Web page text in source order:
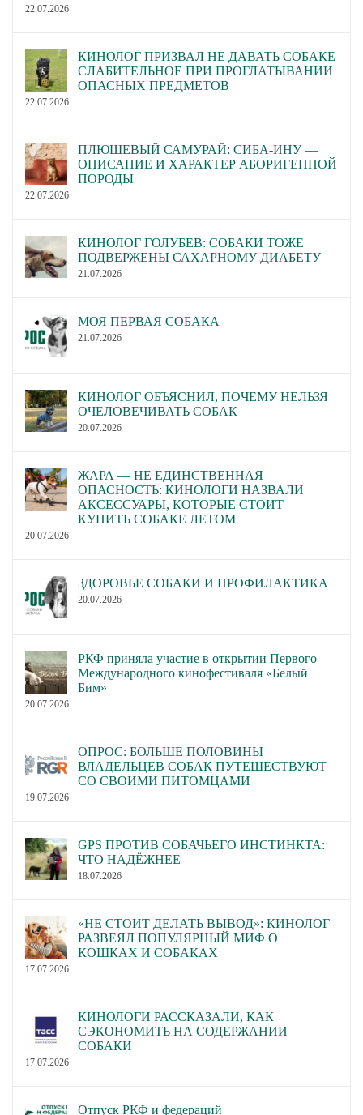
22.07.2026
КИНОЛОГ ПРИЗВАЛ НЕ ДАВАТЬ СОБАКЕ
СЛАБИТЕЛЬНОЕ ПРИ ПРОГЛАТЫВАНИИ
ОПАСНЫХ ПРЕДМЕТОВ
22.07.2026
ПЛЮШЕВЫЙ САМУРАЙ: СИБА-ИНУ —
ОПИСАНИЕ И ХАРАКТЕР АБОРИГЕННОЙ
ПОРОДЫ
22.07.2026
КИНОЛОГ ГОЛУБЕВ: СОБАКИ ТОЖЕ
ПОДВЕРЖЕНЫ САХАРНОМУ ДИАБЕТУ
21.07.2026
МОЯ ПЕРВАЯ СОБАКА
21.07.2026
КИНОЛОГ ОБЪЯСНИЛ, ПОЧЕМУ НЕЛЬЗЯ
ОЧЕЛОВЕЧИВАТЬ СОБАК
20.07.2026
ЖАРА — НЕ ЕДИНСТВЕННАЯ
ОПАСНОСТЬ: КИНОЛОГИ НАЗВАЛИ
АКСЕССУАРЫ, КОТОРЫЕ СТОИТ
КУПИТЬ СОБАКЕ ЛЕТОМ
20.07.2026
ЗДОРОВЬЕ СОБАКИ И ПРОФИЛАКТИКА
20.07.2026
РКФ приняла участие в открытии Первого
Международного кинофестиваля «Белый
Бим»
20.07.2026
ОПРОС: БОЛЬШЕ ПОЛОВИНЫ
ВЛАДЕЛЬЦЕВ СОБАК ПУТЕШЕСТВУЮТ
СО СВОИМИ ПИТОМЦАМИ
19.07.2026
GPS ПРОТИВ СОБАЧЬЕГО ИНСТИНКТА:
ЧТО НАДЁЖНЕЕ
18.07.2026
«НЕ СТОИТ ДЕЛАТЬ ВЫВОД»: КИНОЛОГ
РАЗВЕЯЛ ПОПУЛЯРНЫЙ МИФ О
КОШКАХ И СОБАКАХ
17.07.2026
КИНОЛОГИ РАССКАЗАЛИ, КАК
СЭКОНОМИТЬ НА СОДЕРЖАНИИ
СОБАКИ
17.07.2026
Отпуск РКФ и федераций